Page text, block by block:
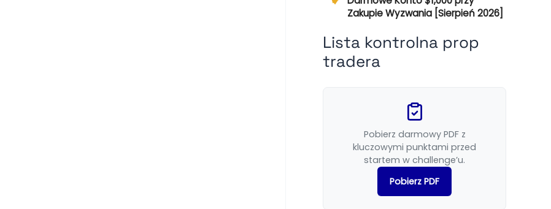
Zakupie Wyzwania [Sierpień 2026]
Lista kontrolna prop
tradera
Pobierz darmowy PDF z
kluczowymi punktami przed
startem w challenge’u.
Pobierz PDF